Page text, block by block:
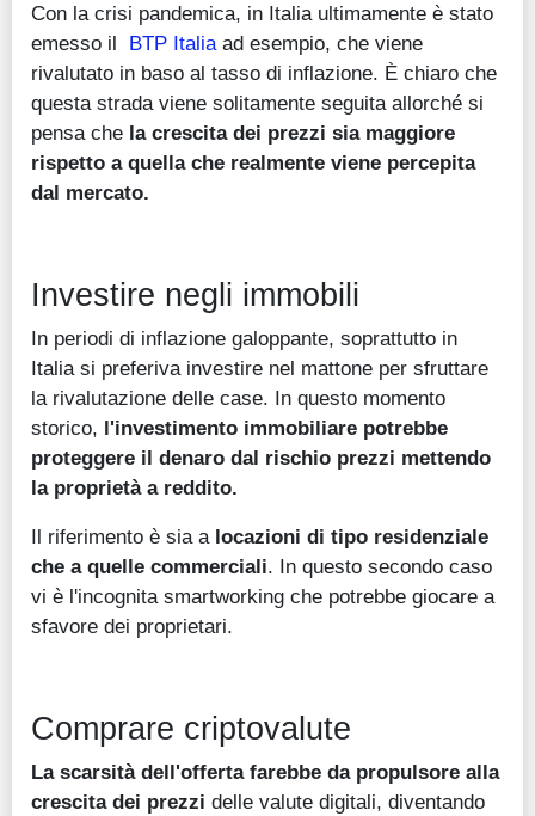
Con la crisi pandemica, in Italia ultimamente è stato
emesso il BTP Italiaad esempio, che viene
rivalutato in baso al tasso di inflazione. È chiaro che
questa strada viene solitamente seguita allorché si
pensa che la crescita dei prezzi sia maggiore
rispetto a quella che realmente viene percepita
dal mercato.
Investire negli immobili
In periodi di inflazione galoppante, soprattutto in
Italia si preferiva investire nel mattone per sfruttare
la rivalutazione delle case. In questo momento
storico, l'investimento immobiliare potrebbe
proteggere il denaro dal rischio prezzi mettendo
la proprietà a reddito.
Il riferimento è sia a locazioni di tipo residenziale
che a quelle commerciali. In questo secondo caso
vi è l'incognita smartworking che potrebbe giocare a
sfavore dei proprietari.
Comprare criptovalute
La scarsità dell'offerta farebbe da propulsore alla
crescita dei prezzi delle valute digitali, diventando